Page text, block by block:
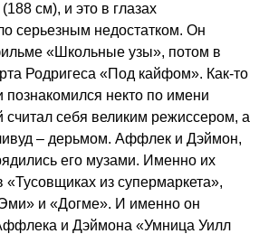
см), и это в глазах
серьезным недостатком. Он
«Школьные узы», потом в
Родригеса «Под кайфом». Как-то
некто по имени
считал себя великим режиссером, а
– дерьмом. Аффлек и Дэймон,
его музами. Именно их
из супермаркета»,
и «Догме». И именно он
и Дэймона «Умница Уилл